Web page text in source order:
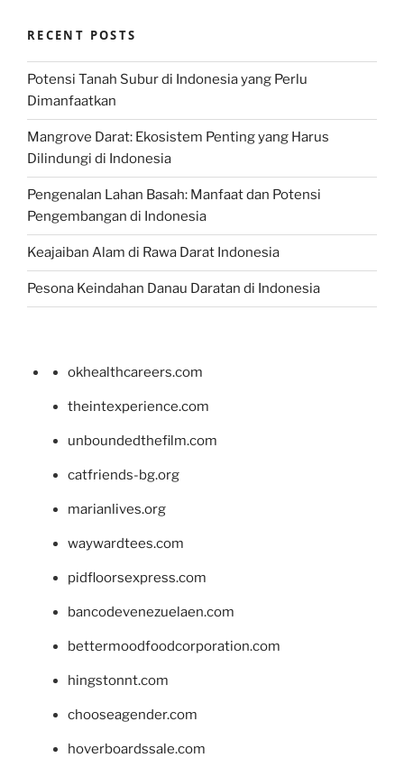
RECENT POSTS
Potensi Tanah Subur di Indonesia yang Perlu
Dimanfaatkan
Mangrove Darat: Ekosistem Penting yang Harus
Dilindungi di Indonesia
Pengenalan Lahan Basah: Manfaat dan Potensi
Pengembangan di Indonesia
Keajaiban Alam di Rawa Darat Indonesia
Pesona Keindahan Danau Daratan di Indonesia
okhealthcareers.com
theintexperience.com
unboundedthefilm.com
catfriends-bg.org
marianlives.org
waywardtees.com
pidfloorsexpress.com
bancodevenezuelaen.com
bettermoodfoodcorporation.com
hingstonnt.com
chooseagender.com
hoverboardssale.com